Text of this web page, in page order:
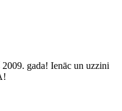
gada! Ienāc un uzzini